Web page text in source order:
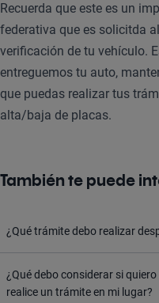
Recuerda que este es un
federativa que es solicitda
verificación de tu vehículo.
entreguemos tu auto,
que puedas realizar tus
alta/baja de placas.
También te puede
¿Qué trámite debo realizar
¿Qué debo considerar si
realice un trámite en mi lugar?